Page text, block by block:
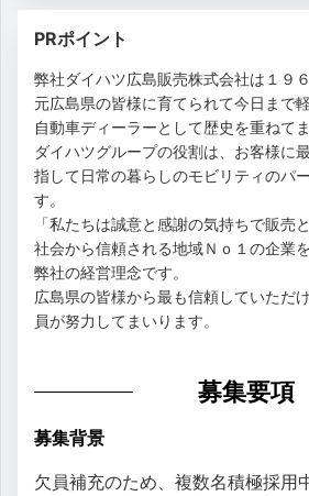
PRポイント
弊社ダイハツ広島販売株式会社は１９
元広島県の皆様に育てられて今日まで
自動車ディーラーとして歴史を重ねて
ダイハツグループの役割は、お客様に
指して日常の暮らしのモビリティのパ
す。
「私たちは誠意と感謝の気持ちで販売
社会から信頼される地域Ｎｏ１の企業
弊社の経営理念です。
広島県の皆様から最も信頼していただ
員が努力してまいります。
募集要項
募集背景
欠員補充のため、複数名積極採用